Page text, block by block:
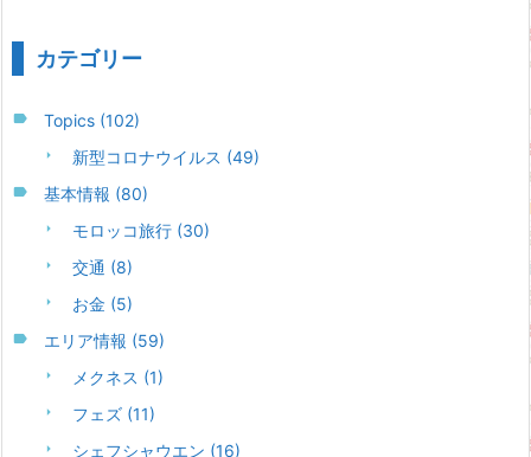
カテゴリー
Topics (102)
新型コロナウイルス (49)
基本情報 (80)
モロッコ旅行 (30)
交通 (8)
お金 (5)
エリア情報 (59)
メクネス (1)
フェズ (11)
シェフシャウエン (16)